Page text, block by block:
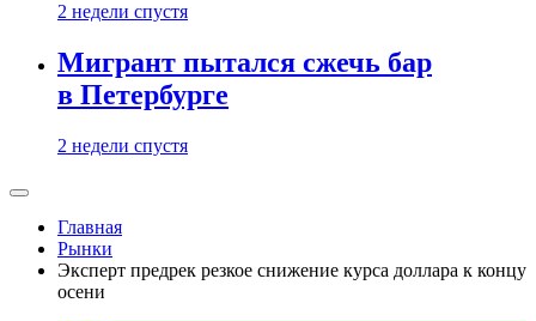
2 недели спустя
Мигрант пытался сжечь бар
в Петербурге
2 недели спустя
Главная
Рынки
Эксперт предрек резкое снижение курса доллара к концу
осени